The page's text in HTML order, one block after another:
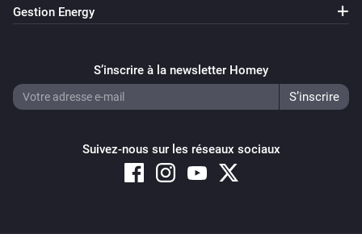
Gestion Energy
S’inscrire à la newsletter Homey
Suivez-nous sur les réseaux sociaux